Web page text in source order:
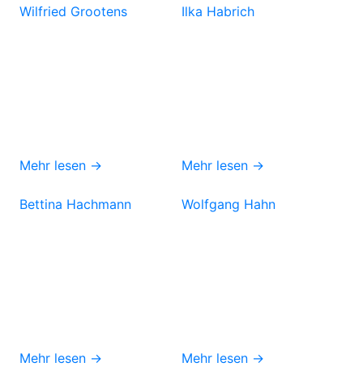
Wilfried Grootens
Mehr lesen →
Ilka Habrich
Mehr lesen →
Bettina Hachmann
Mehr lesen →
Wolfgang Hahn
Mehr lesen →